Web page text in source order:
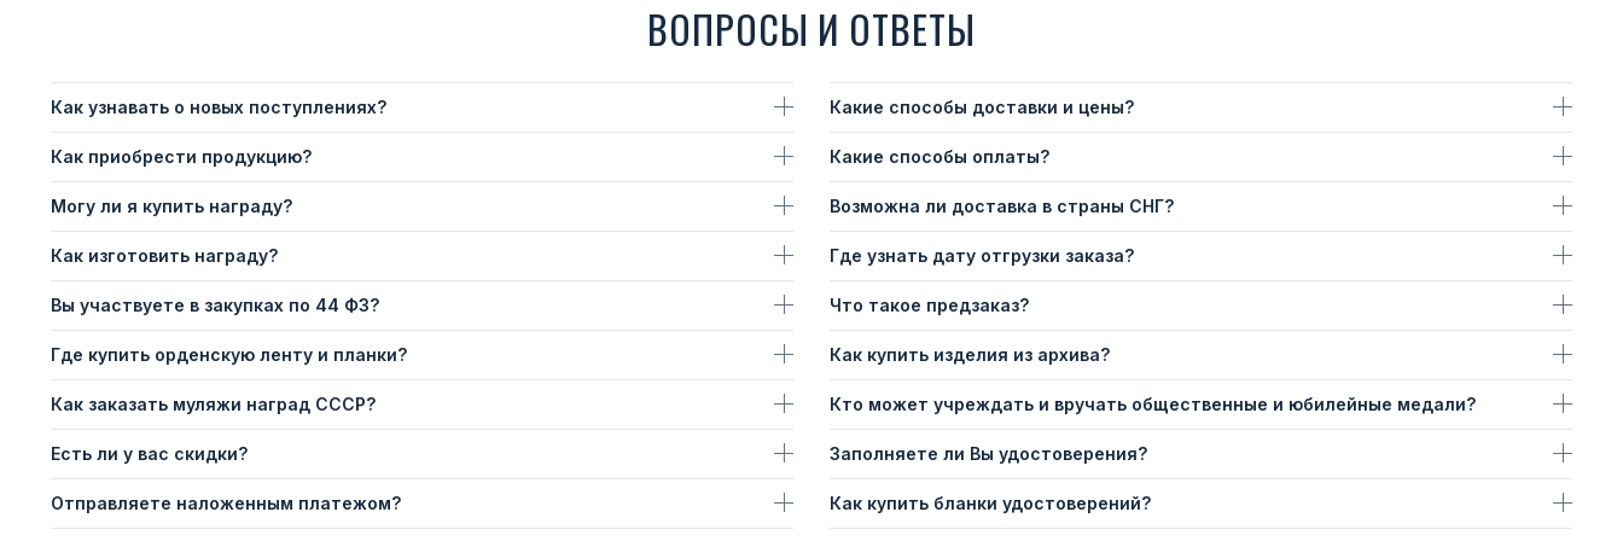
ВОПРОСЫ И ОТВЕТЫ
Как узнавать о новых поступлениях?
Как приобрести продукцию?
Могу ли я купить награду?
Как изготовить награду?
Вы участвуете в закупках по 44 ФЗ?
Где купить орденскую ленту и планки?
Как заказать муляжи наград СССР?
Есть ли у вас скидки?
Отправляете наложенным платежом?
Какие способы доставки и цены?
Какие способы оплаты?
Возможна ли доставка в страны СНГ?
Где узнать дату отгрузки заказа?
Что такое предзаказ?
Как купить изделия из архива?
Кто может учреждать и вручать общественные и юбилейные медали?
Заполняете ли Вы удостоверения?
Как купить бланки удостоверений?